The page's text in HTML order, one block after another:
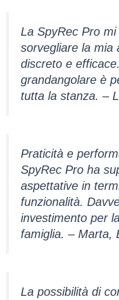
La SpyRec Pro
sorvegliare la mia
discreto e
grandangolare è
tutta la stanza. –
Praticità e
SpyRec Pro ha
aspettative in
funzionalità.
investimento per
famiglia. – Marta,
La possibilità di